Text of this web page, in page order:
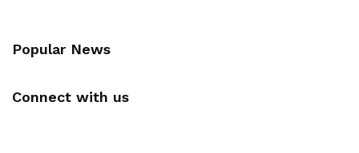
Popular News
Connect with us